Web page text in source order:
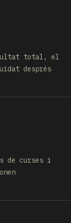
total, el
després
de curses i